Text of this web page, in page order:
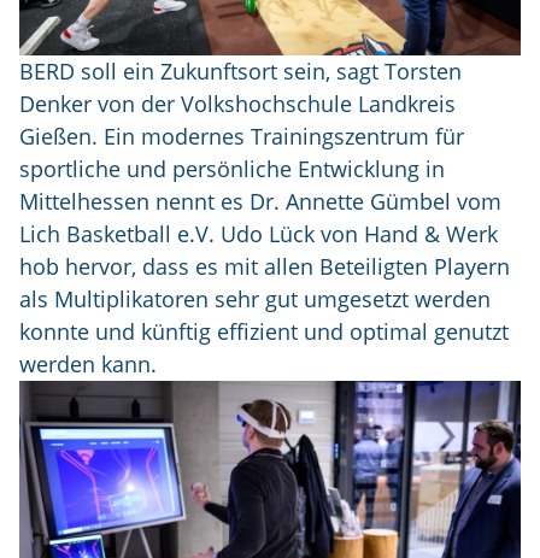
BERD soll ein Zukunftsort sein, sagt Torsten
Denker von der Volkshochschule Landkreis
Gießen. Ein modernes Trainingszentrum für
sportliche und persönliche Entwicklung in
Mittelhessen nennt es Dr. Annette Gümbel vom
Lich Basketball e.V. Udo Lück von Hand & Werk
hob hervor, dass es mit allen Beteiligten Playern
als Multiplikatoren sehr gut umgesetzt werden
konnte und künftig effizient und optimal genutzt
werden kann.